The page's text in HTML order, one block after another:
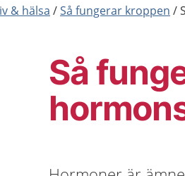
& hälsa Så fungerar kroppen
Så